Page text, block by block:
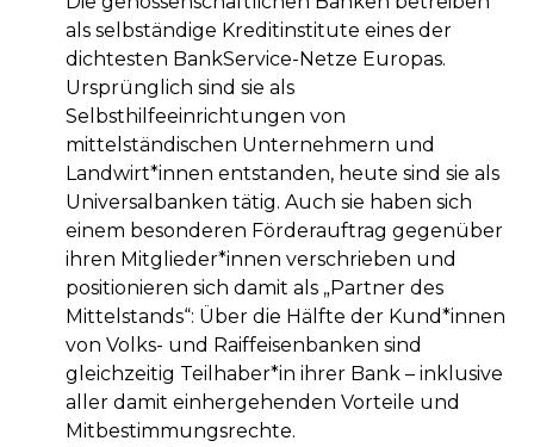
als selbständige Kreditinstitute eines der
dichtesten BankService-Netze Europas.
Ursprünglich sind sie als
Selbsthilfeeinrichtungen von
mittelständischen Unternehmern und
Landwirt*innen entstanden, heute sind sie als
Universalbanken tätig. Auch sie haben sich
einem besonderen Förderauftrag gegenüber
ihren Mitglieder*innen verschrieben und
positionieren sich damit als „Partner des
Mittelstands“: Über die Hälfte der Kund*innen
von Volks- und Raiffeisenbanken sind
gleichzeitig Teilhaber*in ihrer Bank – inklusive
aller damit einhergehenden Vorteile und
Mitbestimmungsrechte.